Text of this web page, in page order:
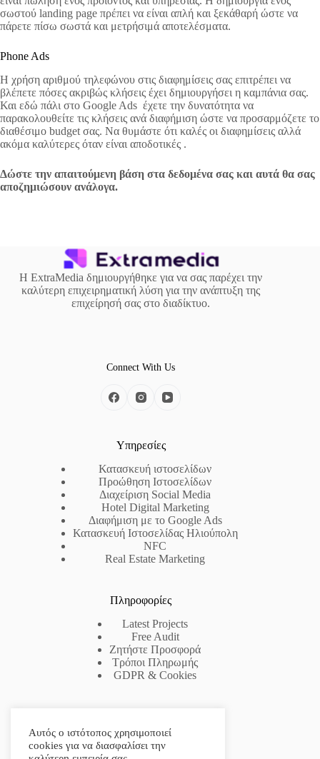
σωστού landing page πρέπει να είναι απλή και ξεκάθαρή ώστε να
πάρετε πίσω σωστά και μετρήσιμά αποτελέσματα.
Phone Ads
Η χρήση αριθμού τηλεφώνου στις διαφημίσεις σας επιτρέπει να
βλέπετε πόσες ακριβώς κλήσεις έχει δημιουργήσει η καμπάνια σας.
Και εδώ πάλι στο Google Ads έχετε την δυνατότητα να
παρακολουθείτε τις κλήσεις ανά διαφήμιση ώστε να προσαρμόζετε το
διαθέσιμο budget σας. Να θυμάστε ότι καλές οι διαφημίσεις αλλά
ακόμα καλύτερες όταν είναι αποδοτικές .
Δώστε την απαιτούμενη βάση στα δεδομένα σας και αυτά θα σας
αποζημιώσουν ανάλογα.
Η ExtraMedia δημιουργήθηκε για να σας παρέχει την
καλύτερη επιχειρηματική λύση για την ανάπτυξη της
επιχείρησή σας στο διαδίκτυο.
Connect With Us
Υπηρεσίες
Κατασκευή ιστοσελίδων
Προώθηση Ιστοσελίδων
Διαχείριση Social Media
Hotel Digital Marketing
Διαφήμιση με το Google Ads
Κατασκευή Ιστοσελίδας Ηλιούπολη
NFC
Real Estate Marketing
Πληροφορίες
Latest Projects
Free Audit
Ζητήστε Προσφορά
Τρόποι Πληρωμής
GDPR & Cookies
Phone: (+30) 211 11 789 52
Mobile: (+30) 6944 7685 10
Αυτός ο ιστότοπος χρησιμοποιεί
cookies για να διασφαλίσει την